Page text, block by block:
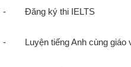
- Đăng ký thi IELTS
- Luyện tiếng Anh cùng giáo